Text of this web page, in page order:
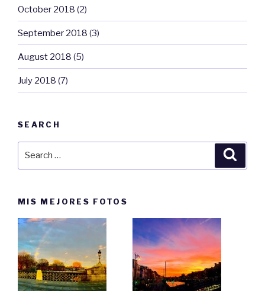
October 2018 (2)
September 2018 (3)
August 2018 (5)
July 2018 (7)
SEARCH
MIS MEJORES FOTOS